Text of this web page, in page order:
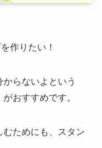
作りたい！
らないよという
がおすすめです。
むためにも、スタン